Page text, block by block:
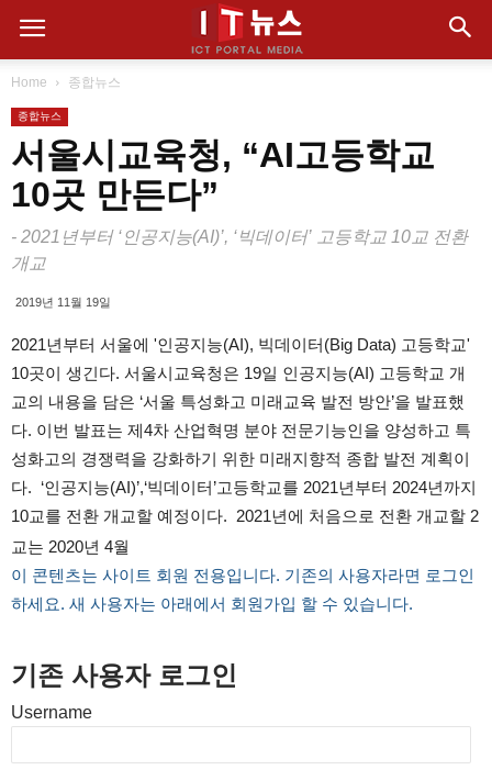
Home 종합뉴스
종합뉴스
서울시교육청, “AI고등학교
10곳 만든다”
- 2021년부터 ‘인공지능(AI)’, ‘빅데이터’ 고등학교 10교 전환
개교
2019년 11월 19일
2021년부터 서울에 '인공지능(AI), 빅데이터(Big Data) 고등학교'
10곳이 생긴다. 서울시교육청은 19일 인공지능(AI) 고등학교 개
교의 내용을 담은 ‘서울 특성화고 미래교육 발전 방안’을 발표했
다. 이번 발표는 제4차 산업혁명 분야 전문기능인을 양성하고 특
성화고의 경쟁력을 강화하기 위한 미래지향적 종합 발전 계획이
다. ‘인공지능(AI)’,‘빅데이터’고등학교를 2021년부터 2024년까지
10교를 전환 개교할 예정이다. 2021년에 처음으로 전환 개교할 2
교는 2020년 4월
이 콘텐츠는 사이트 회원 전용입니다. 기존의 사용자라면 로그인
하세요. 새 사용자는 아래에서 회원가입 할 수 있습니다.
기존 사용자 로그인
Username